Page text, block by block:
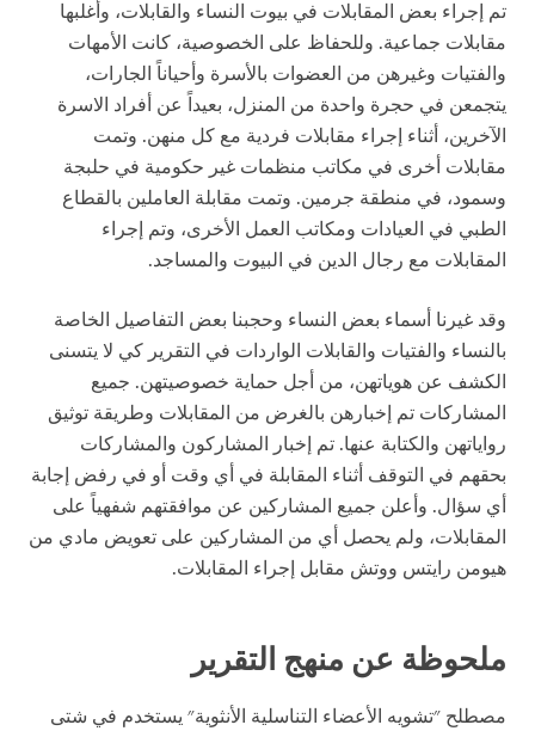
تم إجراء بعض المقابلات في بيوت النساء والقابلات، وأغلبها
مقابلات جماعية. وللحفاظ على الخصوصية، كانت الأمهات
والفتيات وغيرهن من العضوات بالأسرة وأحياناً الجارات،
يتجمعن في حجرة واحدة من المنزل، بعيداً عن أفراد الاسرة
الآخرين، أثناء إجراء مقابلات فردية مع كل منهن. وتمت
مقابلات أخرى في مكاتب منظمات غير حكومية في حلبجة
وسمود، في منطقة جرمين. وتمت مقابلة العاملين بالقطاع
الطبي في العيادات ومكاتب العمل الأخرى، وتم إجراء
المقابلات مع رجال الدين في البيوت والمساجد.
وقد غيرنا أسماء بعض النساء وحجبنا بعض التفاصيل الخاصة
بالنساء والفتيات والقابلات الواردات في التقرير كي لا يتسنى
الكشف عن هوياتهن، من أجل حماية خصوصيتهن. جميع
المشاركات تم إخبارهن بالغرض من المقابلات وطريقة توثيق
رواياتهن والكتابة عنها. تم إخبار المشاركون والمشاركات
بحقهم في التوقف أثناء المقابلة في أي وقت أو في رفض إجابة
أي سؤال. وأعلن جميع المشاركين عن موافقتهم شفهياً على
المقابلات، ولم يحصل أي من المشاركين على تعويض مادي من
هيومن رايتس ووتش مقابل إجراء المقابلات.
ملحوظة عن منهج التقرير
مصطلح "تشويه الأعضاء التناسلية الأنثوية" يستخدم في شتى